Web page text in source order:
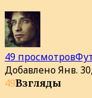
49 просмотров
ДобавленоЯнв.
49Взгляды